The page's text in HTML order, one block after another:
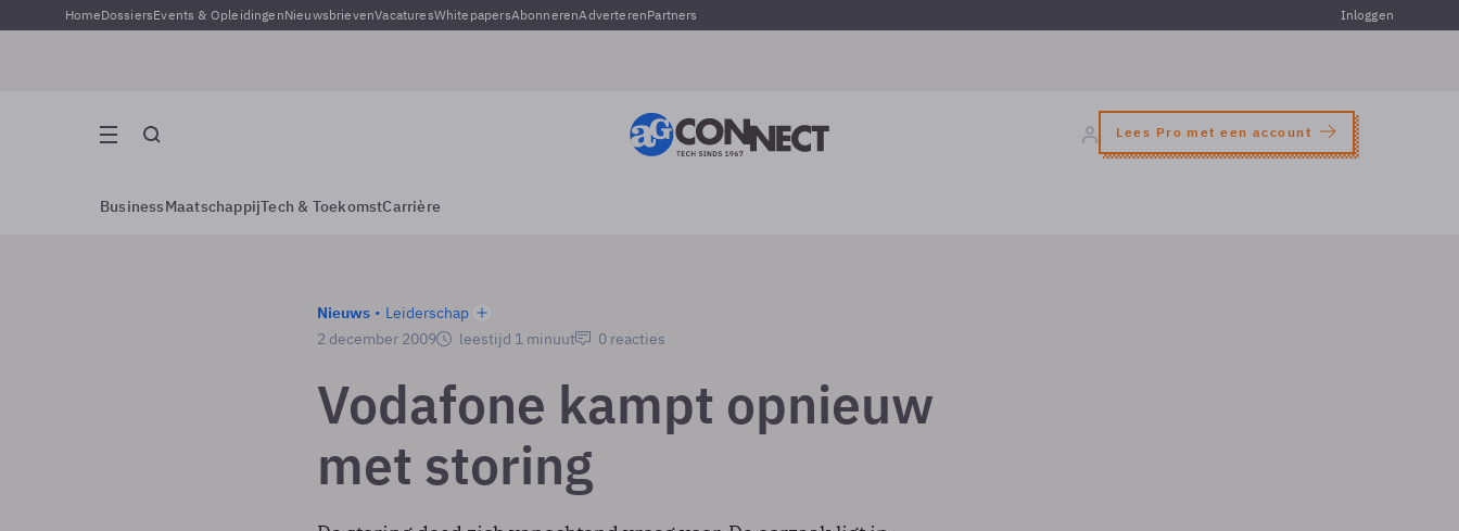
HomeDossiersEvents & OpleidingenNieuwsbrievenVacaturesWhitepapersAbonnerenAdverterenPartners Inloggen
Lees Pro met een account
BusinessMaatschappijTech & ToekomstCarrière
Nieuws
Leiderschap
2 december 2009
leestijd 1 minuut 0 reacties
Vodafone kampt opnieuw
met storing